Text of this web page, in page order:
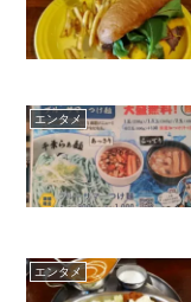
エンタメ
エンタメ